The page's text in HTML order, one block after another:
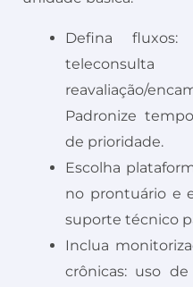
Defina
reavaliação/
Padronize
de prioridade.
Escolha
no prontuário e
suporte técnico
Inclua
crônicas: uso